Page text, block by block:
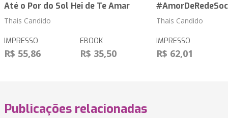
Até o Por do Sol Hei de Te Amar
Thais Candido
IMPRESSO
R$ 55,86
EBOOK
R$ 35,50
Thais Candido
IMPRESSO
R$ 62,01
Publicações relacionadas